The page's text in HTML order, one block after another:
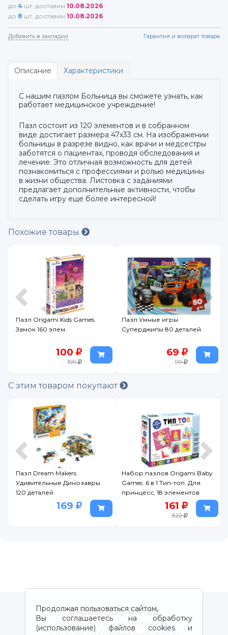
до 4 шт. доставим 10.08.2026
до 8 шт. доставим 10.08.2026
Добавить в закладки Гарантия и возврат товара
Описание Характеристики
С нашим пазлом Больница вы сможете узнать, как
работает медицинское учреждение!
Пазл состоит из 120 элементов и в собранном
виде достигает размера 47х33 см. На изображении
больницы в разрезе видно, как врачи и медсестры
заботятся о пациентах, проводя обследования и
лечение. Это отличная возможность для детей
познакомиться с профессиями и ролью медицины
в жизни общества. Листовка с заданиями
предлагает дополнительные активности, чтобы
сделать игру еще более интересной!
Похожие товары
Пазл Origami Kids Games.
Замок 160 элем.
100
199
Пазл Умные игры
Суперджипы 80 деталей
69
99
С этим товаром покупают
Пазл Dream Makers
Удивительные Динозавры
120 деталей
169
Набор пазлов Origami Baby
Games. 6 в 1 Тип-топ. Для
принцесс, 18 элементов
161
322
Продолжая пользоваться сайтом,
Вы соглашаетесь на обработку
(использование) файлов cookies и
8-800-333-44-22
Звонок по России бесплатный